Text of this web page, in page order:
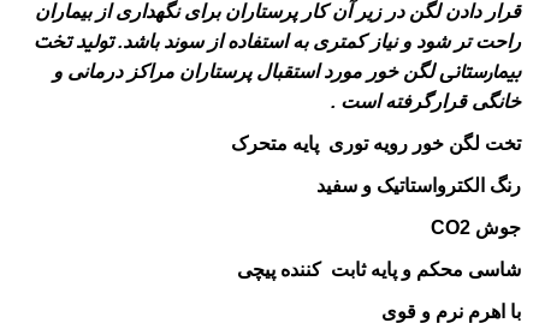
قرار دادن لگن در زیر آن کار پرستاران برای نگهداری از بیماران
راحت تر شود و نیاز کمتری به استفاده از سوند باشد.تولید تخت
بیمارستانی لگن خور مورد استقبال پرستاران مراکز درمانی و
خانگی قرارگرفته است .
تخت لگن خور رویه توری پایه متحرک
رنگ الکترواستاتیک و سفید
جوش CO2
شاسی محکم و پایه ثابت کننده پیچی
با اهرم نرم و قوی